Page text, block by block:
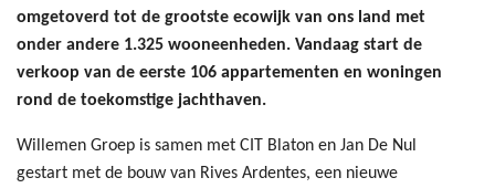
omgetoverd tot de grootste ecowijk van ons land met
onder andere 1.325 wooneenheden. Vandaag start de
verkoop van de eerste 106 appartementen en woningen
rond de toekomstige jachthaven.
Willemen Groep is samen met CIT Blaton en Jan De Nul
gestart met de bouw van Rives Ardentes, een nieuwe